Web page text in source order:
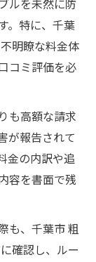
ルを未然に防
。特に、千葉
明瞭な料金体
コミ評価を必
も高額な請求
が報告されて
金の内訳や追
容を書面で残
も、千葉市 粗
確認し、ルー